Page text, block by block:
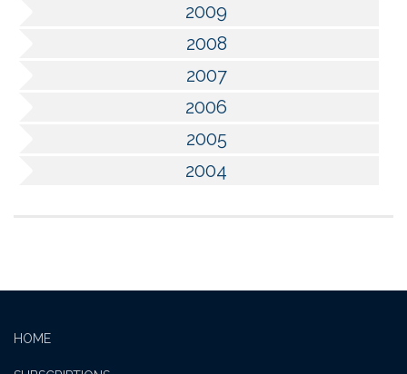
2009
2008
2007
2006
2005
2004
HOME